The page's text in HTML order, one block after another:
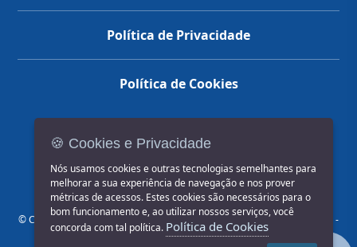
Política de Privacidade
Política de Cookies
© COPYRIGHT 2026, Prefeitura Municipal de Jahu | Rua Paissandu, 444 -
Centro CEP: 17201-900
🍪 Cookies e Privacidade
Nós usamos cookies e outras tecnologias semelhantes para
melhorar a sua experiência de navegação e nos prover
métricas de acessos. Estes cookies são necessários para o
bom funcionamento e, ao utilizar nossos serviços, você
concorda com tal política. Política de Cookies